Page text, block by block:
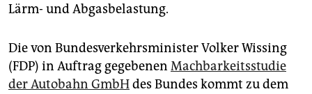
Lärm- und Abgasbelastung.
Die von Bundesverkehrsminister Volker Wissing
(FDP) in Auftrag gegebenen Machbarkeitsstudie
der Autobahn GmbHdes Bundes kommt zu dem